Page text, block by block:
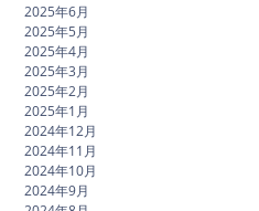
2025年6月
2025年5月
2025年4月
2025年3月
2025年2月
2025年1月
2024年12月
2024年11月
2024年10月
2024年9月